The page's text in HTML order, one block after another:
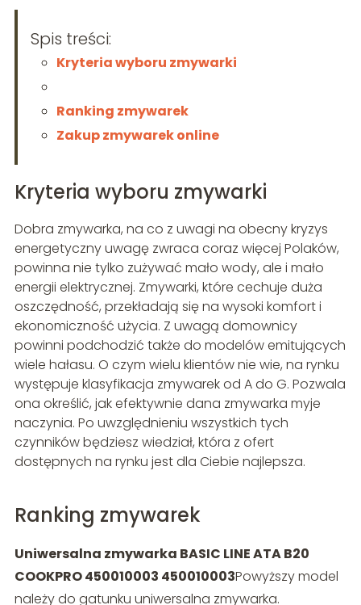
Spis treści:
Kryteria wyboru zmywarki
Ranking zmywarek
Zakup zmywarek online
Kryteria wyboru zmywarki
Dobra zmywarka, na co z uwagi na obecny kryzys
energetyczny uwagę zwraca coraz więcej Polaków,
powinna nie tylko zużywać mało wody, ale i mało
energii elektrycznej. Zmywarki, które cechuje duża
oszczędność, przekładają się na wysoki komfort i
ekonomiczność użycia. Z uwagą domownicy
powinni podchodzić także do modelów emitujących
wiele hałasu. O czym wielu klientów nie wie, na rynku
występuje klasyfikacja zmywarek od A do G. Pozwala
ona określić, jak efektywnie dana zmywarka myje
naczynia. Po uwzględnieniu wszystkich tych
czynników będziesz wiedział, która z ofert
dostępnych na rynku jest dla Ciebie najlepsza.
Ranking zmywarek
Uniwersalna zmywarka BASIC LINE ATA B20
COOKPRO 450010003 450010003Powyższy model
należy do gatunku uniwersalna zmywarka.